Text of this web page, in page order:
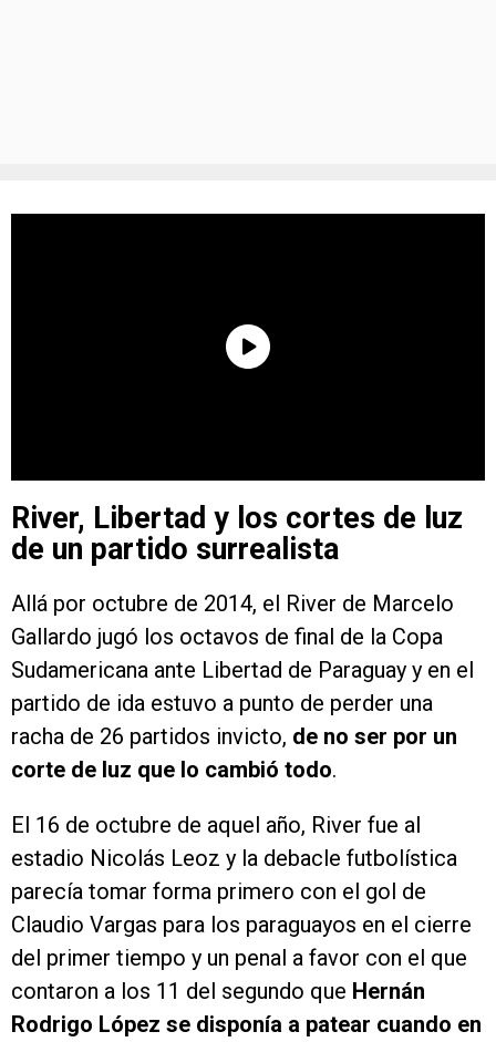
River, Libertad y los cortes de luz
de un partido surrealista
Allá por octubre de 2014, el River de Marcelo
Gallardo jugó los octavos de final de la Copa
Sudamericana ante Libertad de Paraguay y en el
partido de ida estuvo a punto de perder una
racha de 26 partidos invicto, de no ser por un
corte de luz que lo cambió todo.
El 16 de octubre de aquel año, River fue al
estadio Nicolás Leoz y la debacle futbolística
parecía tomar forma primero con el gol de
Claudio Vargas para los paraguayos en el cierre
del primer tiempo y un penal a favor con el que
contaron a los 11 del segundo que Hernán
Rodrigo López se disponía a patear cuando en